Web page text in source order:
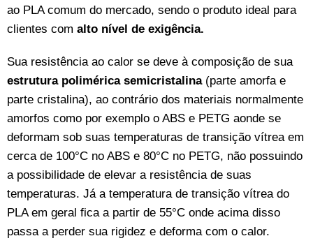
ao PLA comum do mercado, sendo o produto ideal para
clientes com alto nível de exigência.
Sua resistência ao calor se deve à composição de sua
estrutura polimérica semicristalina(parte amorfa e
parte cristalina), ao contrário dos materiais normalmente
amorfos como por exemplo o ABS e PETG aonde se
deformam sob suas temperaturas de transição vítrea em
cerca de 100°C no ABS e 80°C no PETG, não possuindo
a possibilidade de elevar a resistência de suas
temperaturas. Já a temperatura de transição vítrea do
PLA em geral fica a partir de 55°C onde acima disso
passa a perder sua rigidez e deforma com o calor.